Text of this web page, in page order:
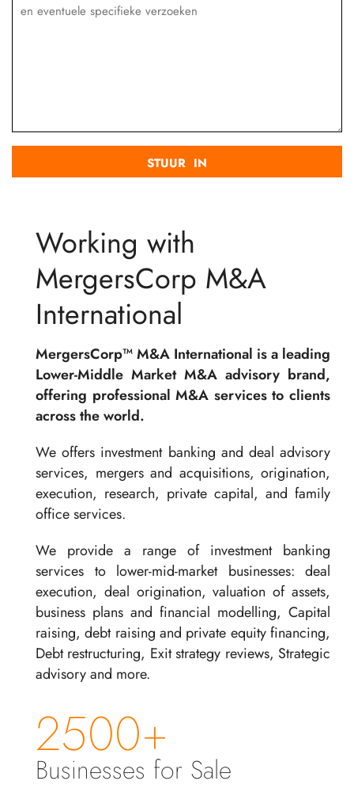
Working with
MergersCorp M&A
International
MergersCorp™ M&A International is a leading
Lower-Middle Market M&A advisory brand,
offering professional M&A services to clients
across the world.
We offers investment banking and deal advisory
services, mergers and acquisitions, origination,
execution, research, private capital, and family
office services.
We provide a range of investment banking
services to lower-mid-market businesses: deal
execution, deal origination, valuation of assets,
business plans and financial modelling, Capital
raising, debt raising and private equity financing,
Debt restructuring, Exit strategy reviews, Strategic
advisory and more.
2500+
Businesses for Sale